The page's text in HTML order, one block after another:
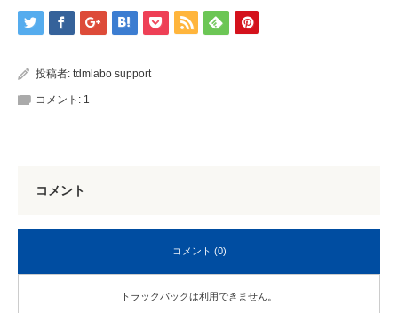
投稿者: tdmlabo support
コメント: 1
コメント
コメント (0)
トラックバックは利用できません。